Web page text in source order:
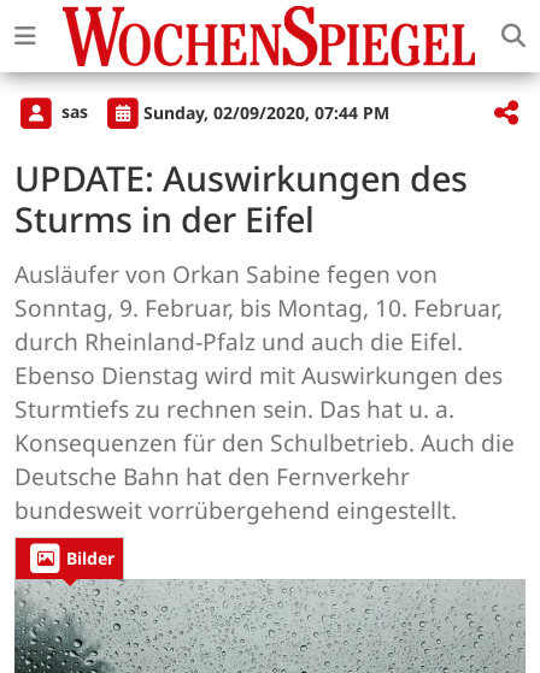
sas Sunday, 02/09/2020, 07:44 PM
UPDATE: Auswirkungen des
Sturms in der Eifel
Ausläufer von Orkan Sabine fegen von
Sonntag, 9. Februar, bis Montag, 10. Februar,
durch Rheinland-Pfalz und auch die Eifel.
Ebenso Dienstag wird mit Auswirkungen des
Sturmtiefs zu rechnen sein. Das hat u. a.
Konsequenzen für den Schulbetrieb. Auch die
Deutsche Bahn hat den Fernverkehr
bundesweit vorrübergehend eingestellt.
Bilder